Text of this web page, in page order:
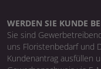
WERDEN SIE KUNDE
Sie sind
uns Floristenbedarf und
Kundenantrag ausfüllen